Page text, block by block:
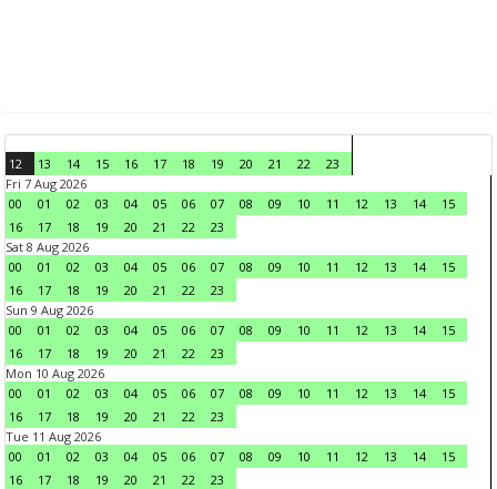
12 13 14 15 16 17 18 19 20 21 22
23
Fri 7 Aug 2026
00
01 02 03 04 05 06 07 08 09 10 11 12 13 14
15
16
17 18 19 20 21 22
23
Sat 8 Aug 2026
00
01 02 03 04 05 06 07 08 09 10 11 12 13 14
15
16
17 18 19 20 21 22
23
Sun 9 Aug 2026
00
01 02 03 04 05 06 07 08 09 10 11 12 13 14
15
16
17 18 19 20 21 22
23
Mon 10 Aug 2026
00
01 02 03 04 05 06 07 08 09 10 11 12 13 14
15
16
17 18 19 20 21 22
23
Tue 11 Aug 2026
00
01 02 03 04 05 06 07 08 09 10 11 12 13 14
15
16
17 18 19 20 21 22
23